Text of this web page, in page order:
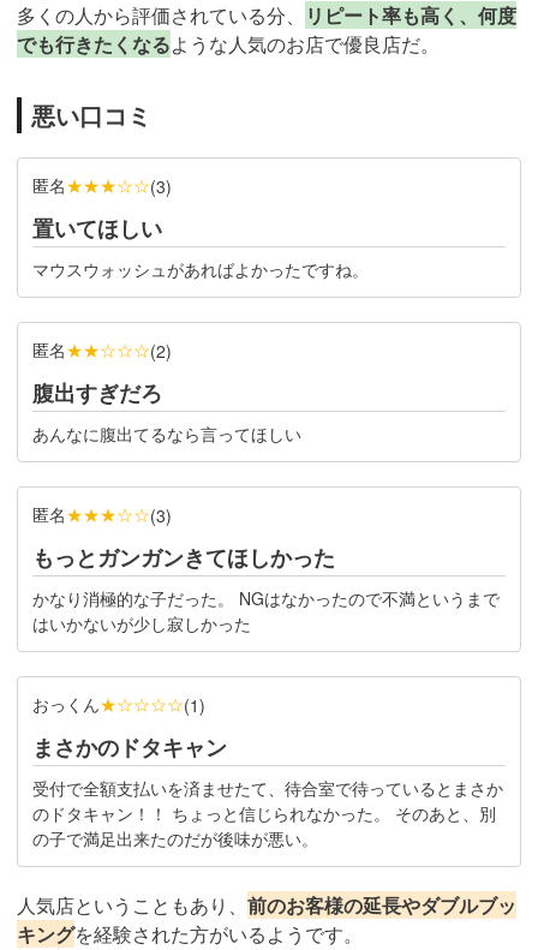
多くの人から評価されている分、
リピート率も高く、何度
でも行きたくなるような人気のお店で優良店だ。
悪い口コミ
匿名★★★☆☆(3)
置いてほしい
マウスウォッシュがあればよかったですね。
匿名★★☆☆☆(2)
腹出すぎだろ
あんなに腹出てるなら言ってほしい
匿名★★★☆☆(3)
もっとガンガンきてほしかった
かなり消極的な子だった。 NGはなかったので不満というまで
はいかないが少し寂しかった
おっくん★☆☆☆☆(1)
まさかのドタキャン
受付で全額支払いを済ませたて、待合室で待っているとまさか
のドタキャン！！ ちょっと信じられなかった。 そのあと、別
の子で満足出来たのだが後味が悪い。
人気店ということもあり、 前のお客様の延長やダブルブッ
キングを経験された方がいるようです。